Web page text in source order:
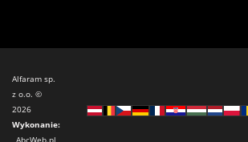
Alfaram sp.
z o.o. ©
2026
Wykonanie:
AbcWeb.pl